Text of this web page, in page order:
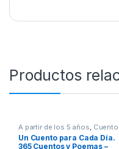
Productos
A partir de los 5 años
Fabulas y Relatos ,Infantil ,
Ofertas
Un Cuento para Cada Día.
365 Cuentos y Poemas –